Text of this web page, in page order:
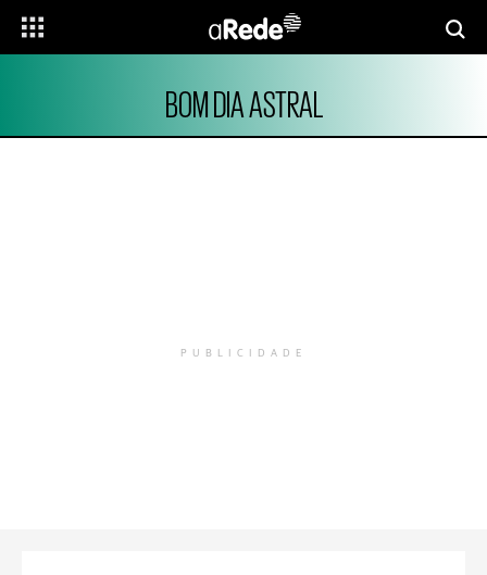
BOM DIA ASTRAL
PUBLICIDADE